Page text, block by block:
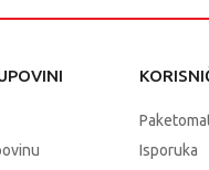
Isporuka